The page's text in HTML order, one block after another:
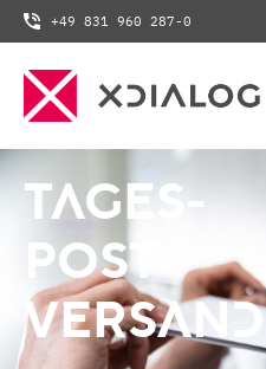
+49 831 960 287-0
TAGES-
POST-
VERSAND